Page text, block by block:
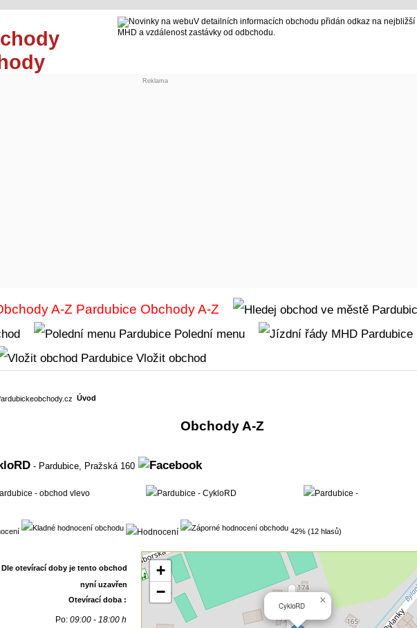
V detailních informacích obchodu přidán odkaz na nejbližší
MHD a vzdálenost zastávky od odbchodu.
Reklama
Obchody A-Z
Polední menu
Vložit obchod
Úvod
Obchody A-Z
- Pardubice, Pražská 160
42% (12 hlasů)
Otevírací doba :
Po: 09:00 - 18:00 h
CykloRD ×
+
−